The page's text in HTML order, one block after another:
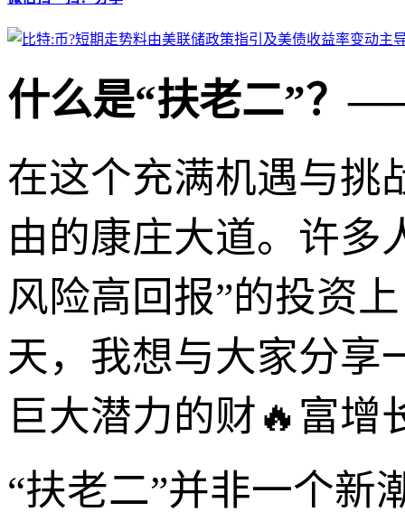
什么是“扶老二”？
在这个充满机遇与挑
由的康庄大道。许多
风险高回报”的投资
天，我想与大家分享
巨大潜力的财🔥富
“扶老二”并非一个新